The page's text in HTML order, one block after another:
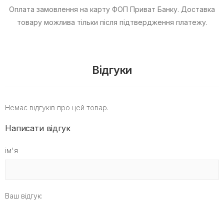
Оплата замовлення на карту ФОП Приват Банку. Доставка
товару можлива тільки після підтвердження платежу.
Відгуки
Немає відгуків про цей товар.
Написати відгук
ім'я
Ваш відгук: